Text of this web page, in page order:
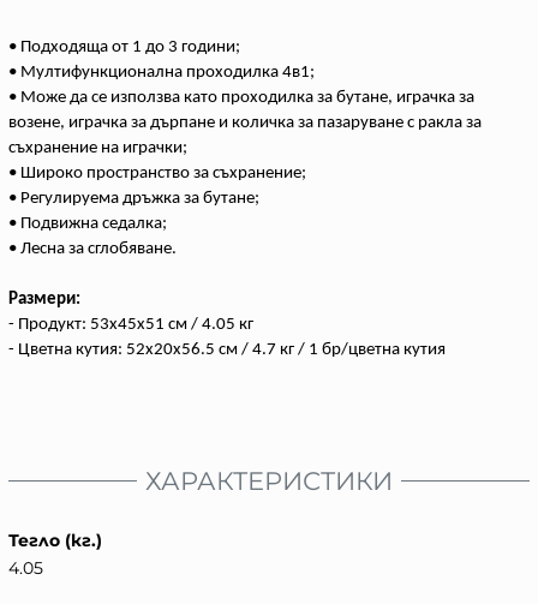
• Подходяща от 1 до 3 години;
• Мултифункционална проходилка 4в1;
• Може да се използва като проходилка за бутане, играчка за
возене, играчка за дърпане и количка за пазаруване с ракла за
съхранение на играчки;
• Широко пространство за съхранение;
• Регулируема дръжка за бутане;
• Подвижна седалка;
• Лесна за сглобяване.
Размери:
- Продукт: 53x45x51 см / 4.05 кг
- Цветна кутия: 52x20x56.5 см / 4.7 кг / 1 бр/цветна кутия
ХАРАКТЕРИСТИКИ
Тегло (кг.)
4.05